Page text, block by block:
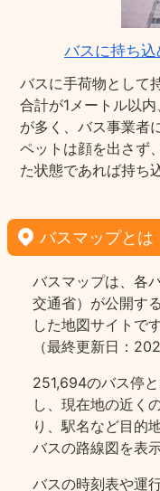
バスに持ち
バスに手荷物として
合計が1メートル以
が多く、バス事業者
ペットは顔を出さず
た状態であれば持ち
バスマップとは
バスマップは、各
交通省）が公開す
した地図サイトです
（最終更新日：
251,694のバス停
し、現在地の近く
り、駅名など目的
バスの路線図を表
バスの時刻表や運